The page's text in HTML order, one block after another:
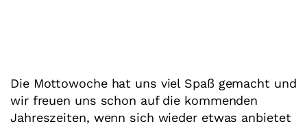
Die Mottowoche hat uns viel Spaß gemacht und
wir freuen uns schon auf die kommenden
Jahreszeiten, wenn sich wieder etwas anbietet